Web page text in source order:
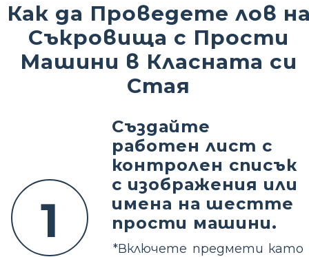
Как да Проведете лов
Съкровища с Прости
Машини в Класната си
Стая
1
Създайте
работен лист с
контролен списък
с изображения или
имена на шестте
прости машини.
*Включете предмети като